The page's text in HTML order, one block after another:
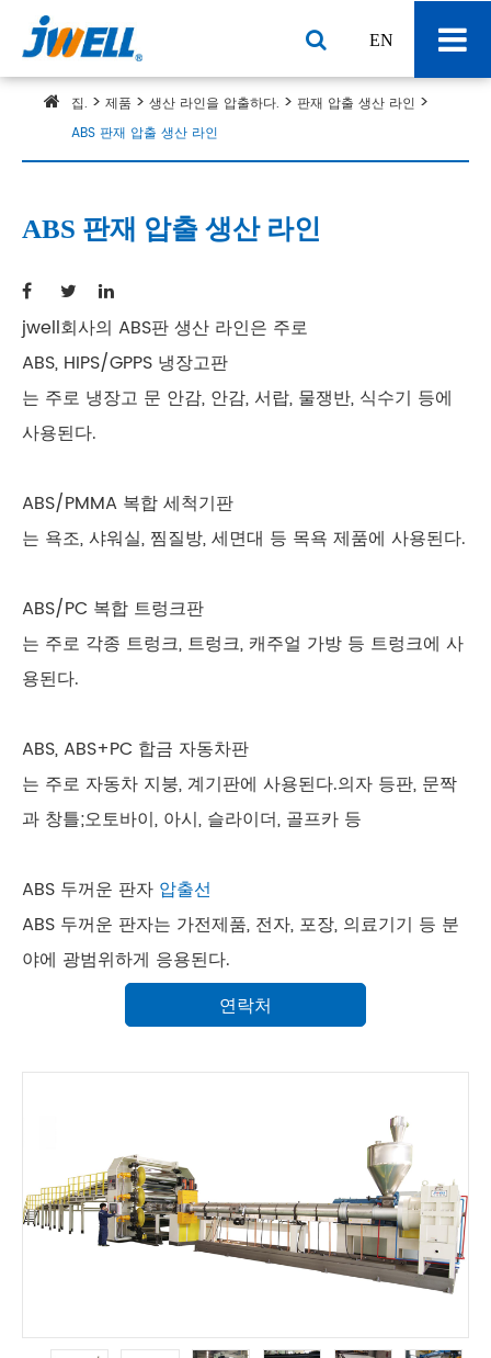
EN
집. 제품 생산 라인을 압출하다.
판재 압출 생산 라인
ABS 판재 압출 생산 라인
ABS 판재 압출 생산 라인
jwell회사의 ABS판 생산 라인은 주로
ABS, HIPS/GPPS 냉장고판
는 주로 냉장고 문 안감, 안감, 서랍, 물쟁반, 식수기 등에
사용된다.
ABS/PMMA 복합 세척기판
는 욕조, 샤워실, 찜질방, 세면대 등 목욕 제품에 사용된다.
ABS/PC 복합 트렁크판
는 주로 각종 트렁크, 트렁크, 캐주얼 가방 등 트렁크에 사
용된다.
ABS, ABS+PC 합금 자동차판
는 주로 자동차 지붕, 계기판에 사용된다.의자 등판, 문짝
과 창틀;오토바이, 아시, 슬라이더, 골프카 등
ABS 두꺼운 판자 압출선
ABS 두꺼운 판자는 가전제품, 전자, 포장, 의료기기 등 분
야에 광범위하게 응용된다.
연락처